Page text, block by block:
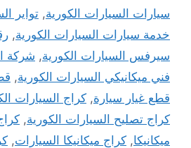
سيارات السيارات الكورية, تواير
خدمة سيارات السيارات الكورية,
سيرفس السيارات الكورية, شركة
فني ميكانيكي السيارات الكورية,
قطع غيار سيارة, كراج السيارات
كراج تصليح السيارات الكورية,
ميكانيكا, كراج ميكانيكا السيارات,